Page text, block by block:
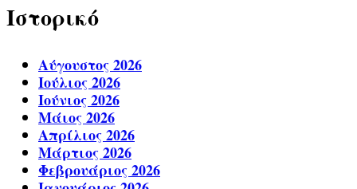
Ιστορικό
Αύγουστος 2026
Ιούλιος 2026
Ιούνιος 2026
Μάιος 2026
Απρίλιος 2026
Μάρτιος 2026
Φεβρουάριος 2026